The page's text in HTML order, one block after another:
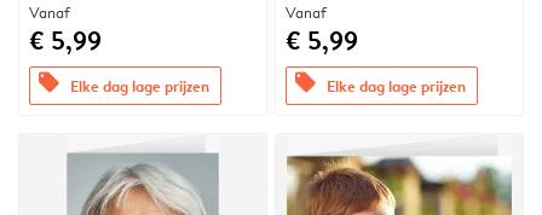
Vanaf
€ 5,99
offers Elke dag lage prijzen
Vanaf
€ 5,99
offers Elke dag lage prijzen